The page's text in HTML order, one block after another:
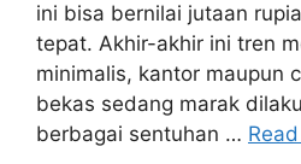
ini bisa bernilai jutaan
tepat. Akhir-akhir ini tren
minimalis, kantor maupun
bekas sedang marak
berbagai sentuhan …